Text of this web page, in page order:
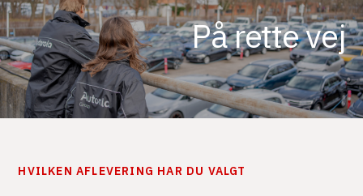
På rette vej
HVILKEN AFLEVERING HAR DU VALGT